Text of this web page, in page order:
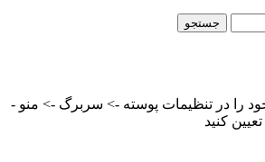
جستجو
را در تنظیمات پوسته -> سربرگ -> منو -
کنید